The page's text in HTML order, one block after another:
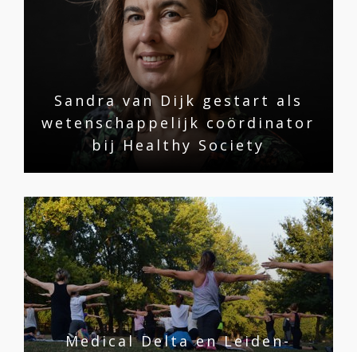
Sandra van Dijk gestart als
wetenschappelijk coördinator
bij Healthy Society
Medical Delta en Leiden-